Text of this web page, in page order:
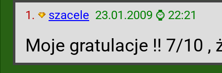
1. szacele 23.01.2009 ⌚ 22:21
Moje gratulacje !! 7/10 ,